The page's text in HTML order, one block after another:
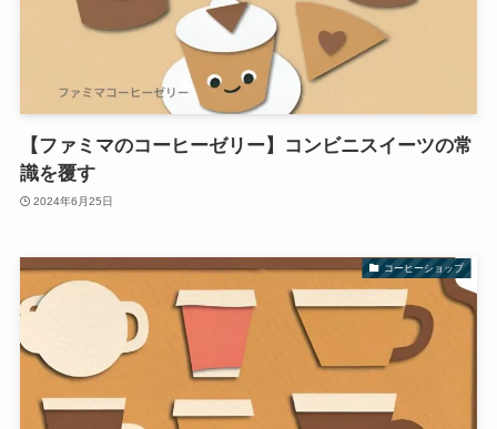
【ファミマのコーヒーゼリー】コンビニスイーツの常
識を覆す
2024年6月25日
コーヒーショップ